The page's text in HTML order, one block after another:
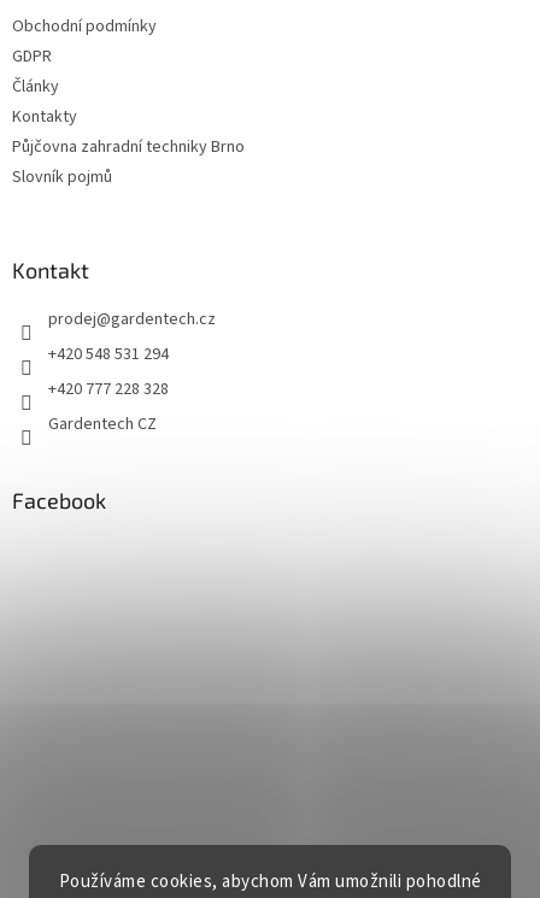
Používáme cookies, abychom Vám umožnili pohodlné
Obchodní podmínky
GDPR
Články
Kontakty
Půjčovna zahradní techniky Brno
Slovník pojmů
Kontakt
prodej@gardentech.cz
+420 548 531 294
+420 777 228 328
Gardentech CZ
Facebook